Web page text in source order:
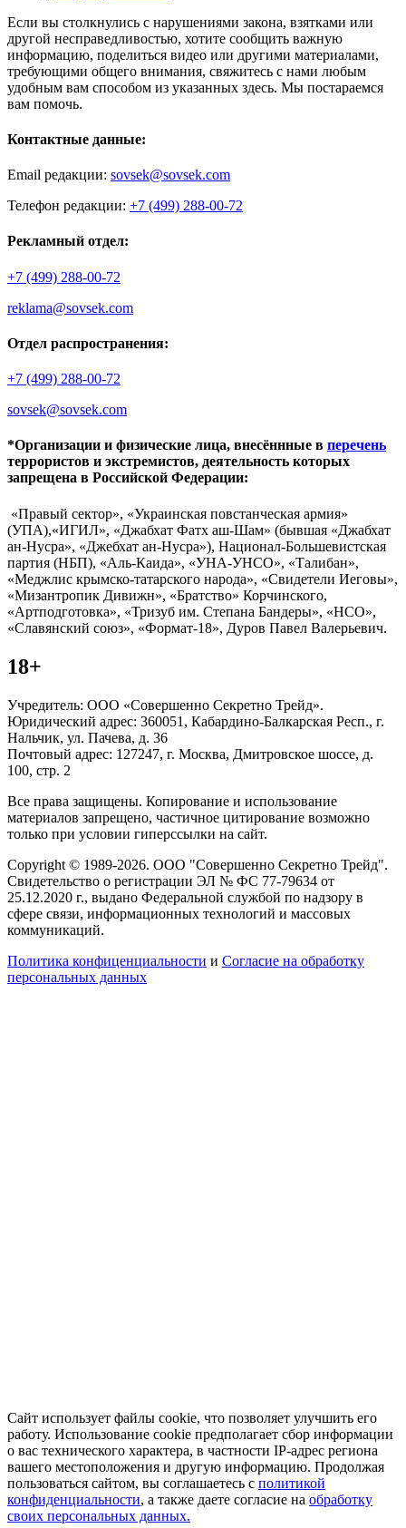
Если вы столкнулись с нарушениями закона, взятками или
другой несправедливостью, хотите сообщить важную
информацию, поделиться видео или другими материалами,
требующими общего внимания, свяжитесь с нами любым
удобным вам способом из указанных здесь. Мы постараемся
вам помочь.
Контактные данные:
Email редакции: sovsek@sovsek.com
Телефон редакции: +7 (499) 288-00-72
Рекламный отдел:
+7 (499) 288-00-72
reklama@sovsek.com
Отдел распространения:
+7 (499) 288-00-72
sovsek@sovsek.com
*Организации и физические лица, внесённные в перечень
террористов и экстремистов, деятельность которых
запрещена в Российской Федерации:
«Правый сектор», «Украинская повстанческая армия»
(УПА),«ИГИЛ», «Джабхат Фатх аш-Шам» (бывшая «Джабхат
ан-Нусра», «Джебхат ан-Нусра»), Национал-Большевистская
партия (НБП), «Аль-Каида», «УНА-УНСО», «Талибан»,
«Меджлис крымско-татарского народа», «Свидетели Иеговы»,
«Мизантропик Дивижн», «Братство» Корчинского,
«Артподготовка», «Тризуб им. Степана Бандеры», «НСО»,
«Славянский союз», «Формат-18», Дуров Павел Валерьевич.
18+
Учредитель: ООО «Совершенно Секретно Трейд».
Юридический адрес: 360051, Кабардино-Балкарская Респ., г.
Нальчик, ул. Пачева, д. 36
Почтовый адрес: 127247, г. Москва, Дмитровское шоссе, д.
100, стр. 2
Все права защищены. Копирование и использование
материалов запрещено, частичное цитирование возможно
только при условии гиперссылки на сайт.
Copyright © 1989-2026. ООО "Совершенно Секретно Трейд".
Свидетельство о регистрации ЭЛ № ФС 77-79634 от
25.12.2020 г., выдано Федеральной службой по надзору в
сфере связи, информационных технологий и массовых
коммуникаций.
Политика конфиценциальности и Согласие на обработку
персональных данных
Сайт использует файлы cookie, что позволяет улучшить его
работу. Использование cookie предполагает сбор информации
о вас технического характера, в частности IP-адрес региона
вашего местоположения и другую информацию. Продолжая
пользоваться сайтом, вы соглашаетесь с политикой
конфиденциальности, а также даете согласие на обработку
своих персональных данных.